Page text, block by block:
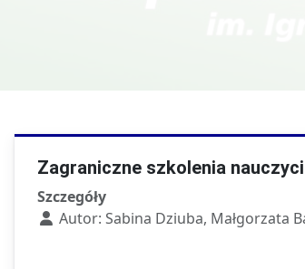
Zagraniczne szkolenia
Szczegóły
Autor: Sabina Dziuba, Małgorzata